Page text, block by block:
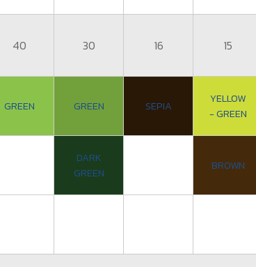
40 30 16 15
GREEN GREEN SEPIA
YELLOW
- GREEN
DARK
GREEN
BROWN